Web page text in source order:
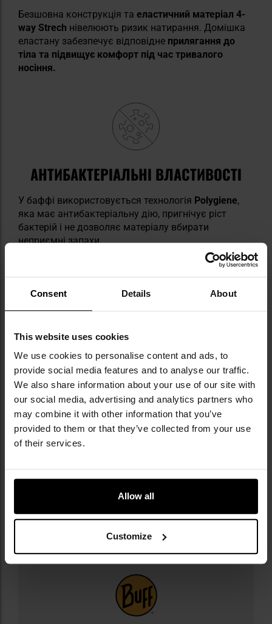
Consent Details About
This website uses cookies
We use cookies to personalise content and ads, to
provide social media features and to analyse our traffic.
We also share information about your use of our site with
our social media, advertising and analytics partners who
may combine it with other information that you’ve
provided to them or that they’ve collected from your use
of their services.
Allow all
Customize
Безшовна конструкція та еластичний матеріал 4-
way Strech нівелюють ризик натирання. Домішка
еластану забезпечує відповідне прилягання до
тіла та підвищує комфорт під час тривалого
носіння.
АНТИБАКТЕРІАЛЬНІ ВЛАСТИВОСТІ
У баффі використовується технологія Polygiene,
яка має антибактеріальну дію, пригнічує ріст
бактерій і не дозволяє матеріалу вбирати
неприємні запахи.
КЛЮЧОВІ ХАРАКТЕРИСТИКИ
виготовлений із тканини, що швидко сохне
Coolnet UV
технологія HeiQ Smart Temp забезпечує
відповідну терморегуляцію
еластичний матеріал 4-way Strech
антибактеріальна технологія Polygiene
шарф або шапку
Інформація про виробника та техніку безпеки